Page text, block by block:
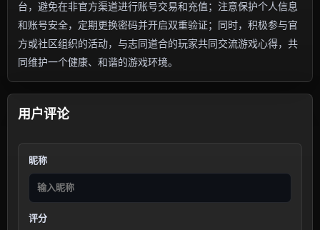
台，避免在非官方渠道进行账号交易和充值；注意保护个人信息
和账号安全，定期更换密码并开启双重验证；同时，积极参与官
方或社区组织的活动，与志同道合的玩家共同交流游戏心得，共
同维护一个健康、和谐的游戏环境。
用户评论
昵称
评分